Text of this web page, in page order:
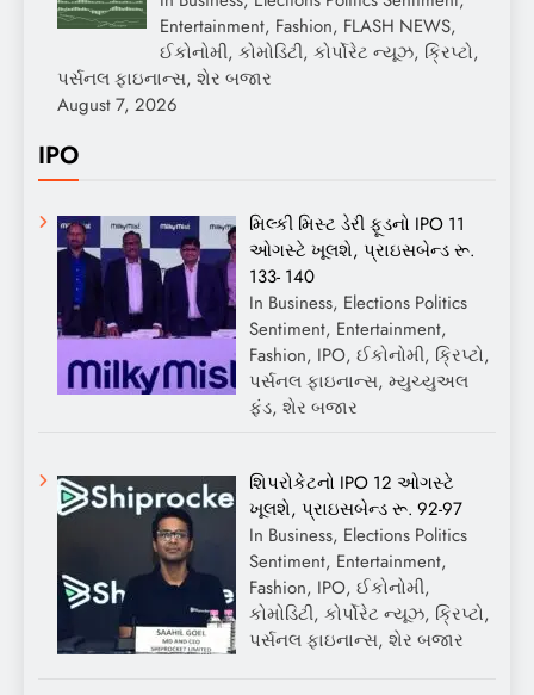
Entertainment, Fashion, FLASH NEWS,
ઈકોનોમી, કોમોડિટી, કોર્પોરેટ ન્યૂઝ, ક્રિપ્ટો,
પર્સનલ ફાઇનાન્સ, શેર બજાર
August 7, 2026
IPO
મિલ્કી મિસ્ટ ડેરી ફૂડનો IPO 11
ઓગસ્ટે ખૂલશે, પ્રાઇસબેન્ડ રૂ.
133- 140
In Business, Elections Politics
Sentiment, Entertainment,
Fashion, IPO, ઈકોનોમી, ક્રિપ્ટો,
પર્સનલ ફાઇનાન્સ, મ્યુચ્યુઅલ
ફંડ, શેર બજાર
શિપરોકેટનો IPO 12 ઓગસ્ટે
ખૂલશે, પ્રાઇસબેન્ડ રૂ. 92-97
In Business, Elections Politics
Sentiment, Entertainment,
Fashion, IPO, ઈકોનોમી,
કોમોડિટી, કોર્પોરેટ ન્યૂઝ, ક્રિપ્ટો,
પર્સનલ ફાઇનાન્સ, શેર બજાર